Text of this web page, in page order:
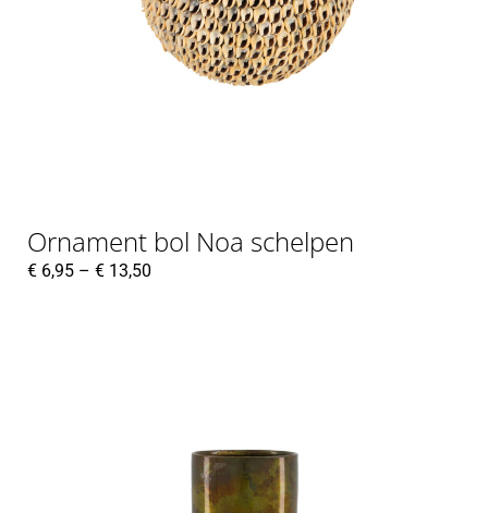
Ornament bol Noa schelpen
€ 6,95 – € 13,50